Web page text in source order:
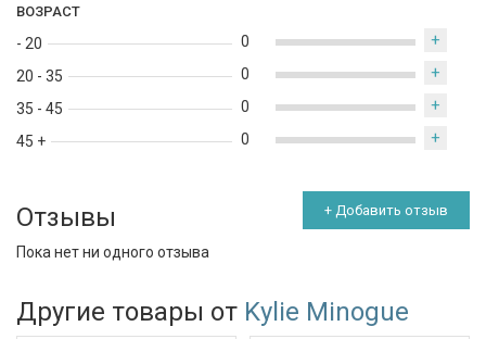
ВОЗРАСТ
- 20
20 - 35
35 - 45
45 +
0 +
0 +
0 +
0 +
Отзывы + Добавить отзыв
Пока нет ни одного отзыва
Другие товары от Kylie Minogue